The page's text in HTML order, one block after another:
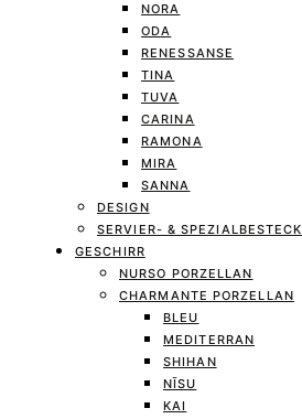
NORA
ODA
RENESSANSE
TINA
TUVA
CARINA
RAMONA
MIRA
SANNA
DESIGN
SERVIER- & SPEZIALBESTECK
GESCHIRR
NURSO PORZELLAN
CHARMANTE PORZELLAN
BLEU
MEDITERRAN
SHIHAN
NĪSU
KAI